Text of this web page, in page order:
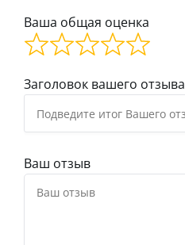
Ваша общая оценка
Заголовок вашего отзыва
Ваш отзыв